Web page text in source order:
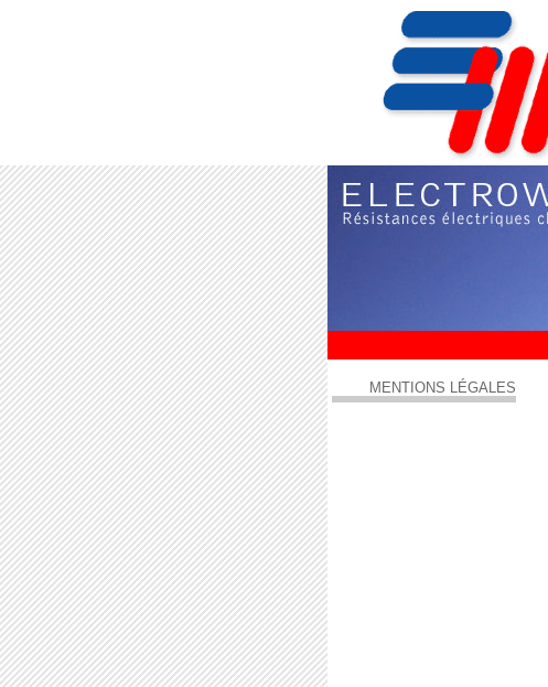
MENTIONS LÉGALES